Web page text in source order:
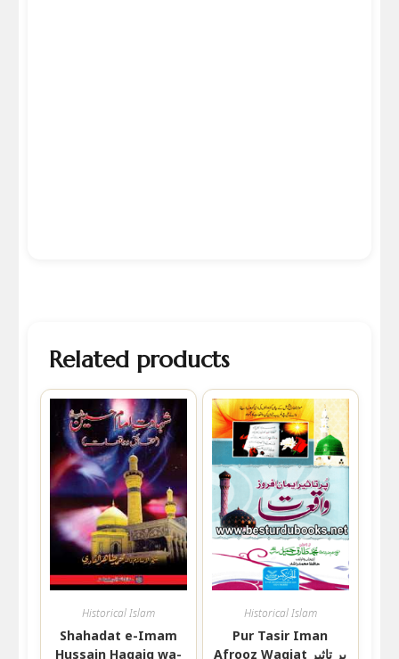
Related products
Historical Islam
Shahadat e-Imam
Hussain Haqaiq wa-
Historical Islam
Pur Tasir Iman
Afrooz Waqiat پر تاثیر